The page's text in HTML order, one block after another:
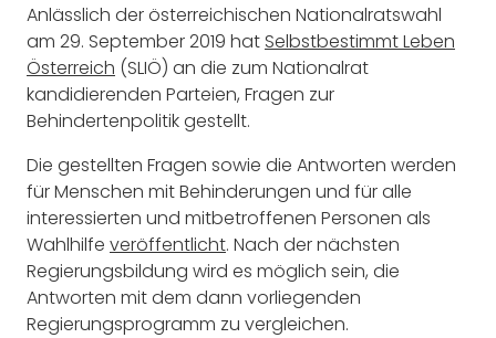
Anlässlich der österreichischen Nationalratswahl
am 29. September 2019 hat Selbstbestimmt Leben
Österreich (SLIÖ) an die zum Nationalrat
kandidierenden Parteien, Fragen zur
Behindertenpolitik gestellt.
Die gestellten Fragen sowie die Antworten werden
für Menschen mit Behinderungen und für alle
interessierten und mitbetroffenen Personen als
Wahlhilfe veröffentlicht. Nach der nächsten
Regierungsbildung wird es möglich sein, die
Antworten mit dem dann vorliegenden
Regierungsprogramm zu vergleichen.